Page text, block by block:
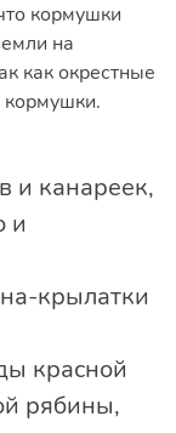
кормушки
на
как окрестные
кормушки.
и канареек,
и
крылатки
красной
рябины,